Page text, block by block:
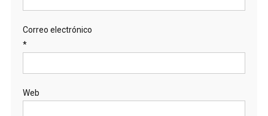
Correo electrónico
*
Web